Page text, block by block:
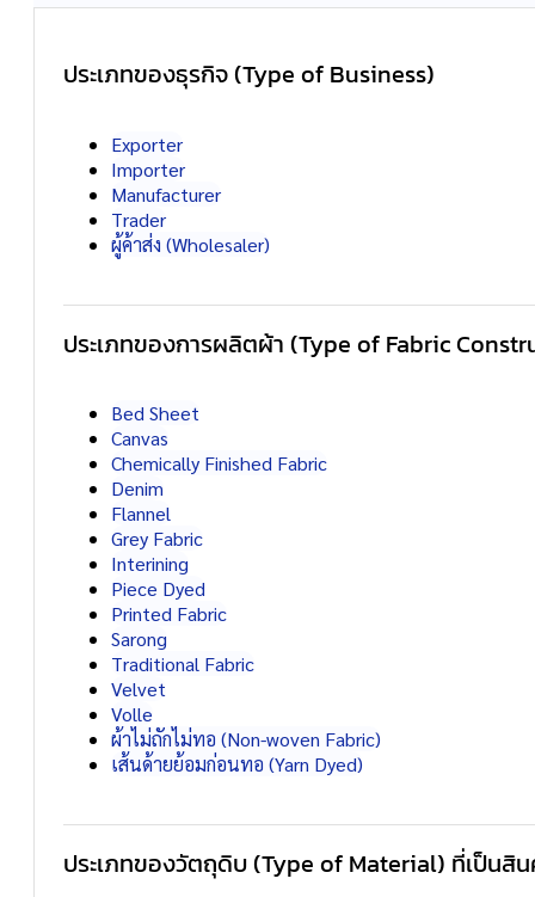
ประเภทของธุรกิจ (Type of Business)
Exporter
Importer
Manufacturer
Trader
ผู้ค้าส่ง (Wholesaler)
ประเภทของการผลิตผ้า (Type of Fabric
Bed Sheet
Canvas
Chemically Finished Fabric
Denim
Flannel
Grey Fabric
Interining
Piece Dyed
Printed Fabric
Sarong
Traditional Fabric
Velvet
Volle
ผ้าไม่ถักไม่ทอ (Non-woven Fabric)
เส้นด้ายย้อมก่อนทอ (Yarn Dyed)
ประเภทของวัตถุดิบ (Type of Material) ที่เป็นสิ